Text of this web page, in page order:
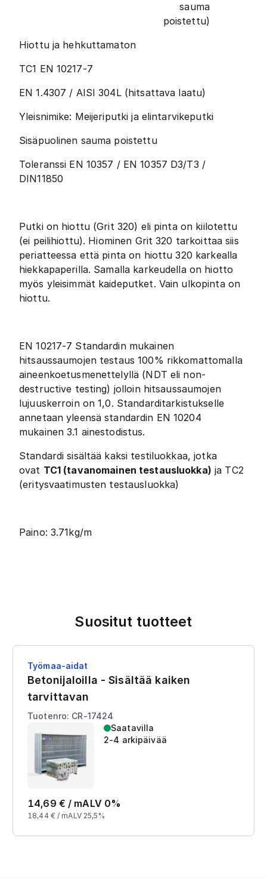
sauma
poistettu)
Hiottu ja hehkuttamaton
TC1 EN 10217-7
EN 1.4307 / AISI 304L (hitsattava laatu)
Yleisnimike: Meijeriputki ja elintarvikeputki
Sisäpuolinen sauma poistettu
Toleranssi EN 10357 / EN 10357 D3/T3 /
DIN11850
Putki on hiottu (Grit 320) eli pinta on kiilotettu
(ei peilihiottu). Hiominen Grit 320 tarkoittaa siis
periatteessa että pinta on hiottu 320 karkealla
hiekkapaperilla. Samalla karkeudella on hiotto
myös yleisimmät kaideputket. Vain ulkopinta on
hiottu.
EN 10217-7 Standardin mukainen
hitsaussaumojen testaus 100% rikkomattomalla
aineenkoetusmenettelyllä (NDT eli non-
destructive testing) jolloin hitsaussaumojen
lujuuskerroin on 1,0. Standarditarkistukselle
annetaan yleensä standardin EN 10204
mukainen 3.1 ainestodistus.
Standardi sisältää kaksi testiluokkaa, jotka
ovat TC1 (tavanomainen testausluokka) ja TC2
(eritysvaatimusten testausluokka)
Paino: 3.71kg/m
Suositut tuotteet
Työmaa-aidat
Betonijaloilla - Sisältää kaiken
tarvittavan
Tuotenro: CR-17424
Saatavilla
2-4 arkipäivää
14,69 € / mALV 0%
18,44 € / mALV 25,5%